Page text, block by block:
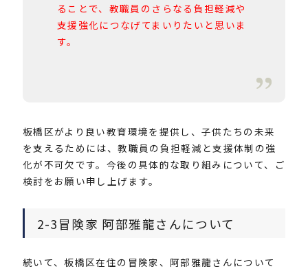
ることで、教職員のさらなる負担軽減や
支援強化につなげてまいりたいと思いま
す。
板橋区がより良い教育環境を提供し、子供たちの未来
を支えるためには、教職員の負担軽減と支援体制の強
化が不可欠です。今後の具体的な取り組みについて、ご
検討をお願い申し上げます。
2-3冒険家 阿部雅龍さんについて
続いて、板橋区在住の冒険家、阿部雅龍さんについて